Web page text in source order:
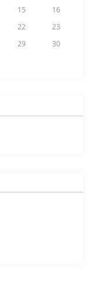
15
16
22
23
29
30